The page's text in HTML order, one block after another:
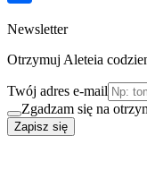
Newsletter
Otrzymuj Aleteia
Twój adres e-mail
Zgadzam się na
Zapisz się